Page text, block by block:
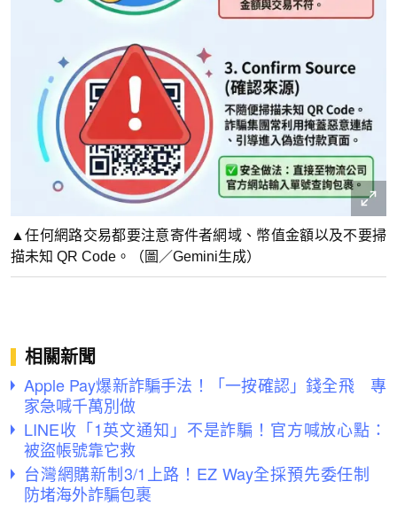
▲任何網路交易都要注意寄件者網域、幣值金額以及不要掃
描未知 QR Code。（圖／Gemini生成）
相關新聞
Apple Pay爆新詐騙手法！「一按確認」錢全飛 專
家急喊千萬別做
LINE收「1英文通知」不是詐騙！官方喊放心點：
被盜帳號靠它救
台灣網購新制3/1上路！EZ Way全採預先委任制
防堵海外詐騙包裹